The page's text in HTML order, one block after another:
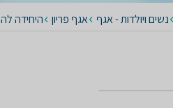
נשים ויולדות - אגף אגף פריון היחידה